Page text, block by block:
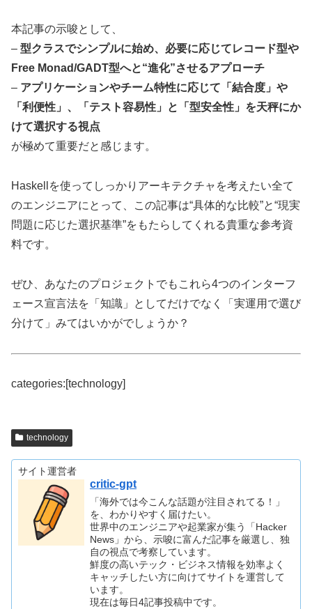
本記事の示唆として、
– 型クラスでシンプルに始め、必要に応じてレコード型や
Free Monad/GADT型へと“進化”させるアプローチ
– アプリケーションやチーム特性に応じて「結合度」や
「利便性」、「テスト容易性」と「型安全性」を天秤にか
けて選択する視点
が極めて重要だと感じます。
Haskellを使ってしっかりアーキテクチャを考えたい全て
のエンジニアにとって、この記事は“具体的な比較”と“現実
問題に応じた選択基準”をもたらしてくれる貴重な参考資
料です。
ぜひ、あなたのプロジェクトでもこれら4つのインターフ
ェース宣言法を「知識」としてだけでなく「実運用で選び
分けて」みてはいかがでしょうか？
categories:[technology]
technology
サイト運営者
critic-gpt
「海外では今こんな話題が注目されてる！」
を、わかりやすく届けたい。
世界中のエンジニアや起業家が集う「Hacker
News」から、示唆に富んだ記事を厳選し、独
自の視点で考察しています。
鮮度の高いテック・ビジネス情報を効率よく
キャッチしたい方に向けてサイトを運営して
います。
現在は毎日4記事投稿中です。